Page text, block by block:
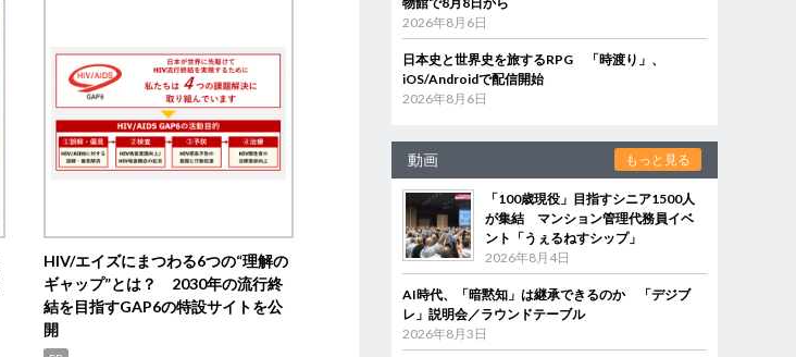
HIV/エイズにまつわる6つの“理解の
ギャップ”とは？ 2030年の流行終
結を目指すGAP6の特設サイトを公
開
2026年8月6日
日本史と世界史を旅するRPG 「時渡り」、
iOS/Androidで配信開始
2026年8月6日
動画 もっと見る
「100歳現役」目指すシニア1500人
が集結 マンション管理代務員イベ
ント「うぇるねすシップ」
2026年8月4日
AI時代、「暗黙知」は継承できるのか 「デジブ
レ」説明会／ラウンドテーブル
2026年8月3日